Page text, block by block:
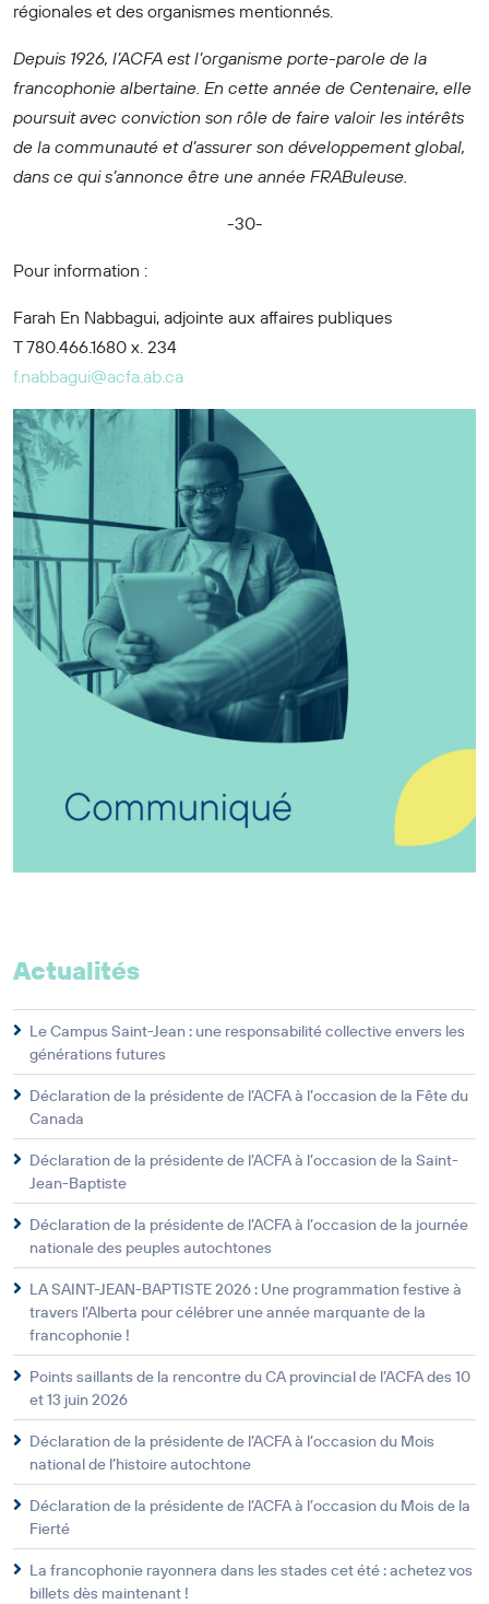
régionales et des organismes mentionnés.
Depuis 1926, l’ACFA est l’organisme porte-parole de la
francophonie albertaine. En cette année de Centenaire, elle
poursuit avec conviction son rôle de faire valoir les intérêts
de la communauté et d’assurer son développement global,
dans ce qui s’annonce être une année FRABuleuse.
-30-
Pour information :
Farah En Nabbagui, adjointe aux affaires publiques
T 780.466.1680 x. 234
f.nabbagui@acfa.ab.ca
Actualités
Le Campus Saint-Jean : une responsabilité collective envers les
générations futures
Déclaration de la présidente de l’ACFA à l’occasion de la Fête du
Canada
Déclaration de la présidente de l’ACFA à l’occasion de la Saint-
Jean-Baptiste
Déclaration de la présidente de l’ACFA à l’occasion de la journée
nationale des peuples autochtones
LA SAINT-JEAN-BAPTISTE 2026 : Une programmation festive à
travers l’Alberta pour célébrer une année marquante de la
francophonie !
Points saillants de la rencontre du CA provincial de l’ACFA des 10
et 13 juin 2026
Déclaration de la présidente de l’ACFA à l’occasion du Mois
national de l’histoire autochtone
Déclaration de la présidente de l’ACFA à l’occasion du Mois de la
Fierté
La francophonie rayonnera dans les stades cet été : achetez vos
billets dès maintenant !